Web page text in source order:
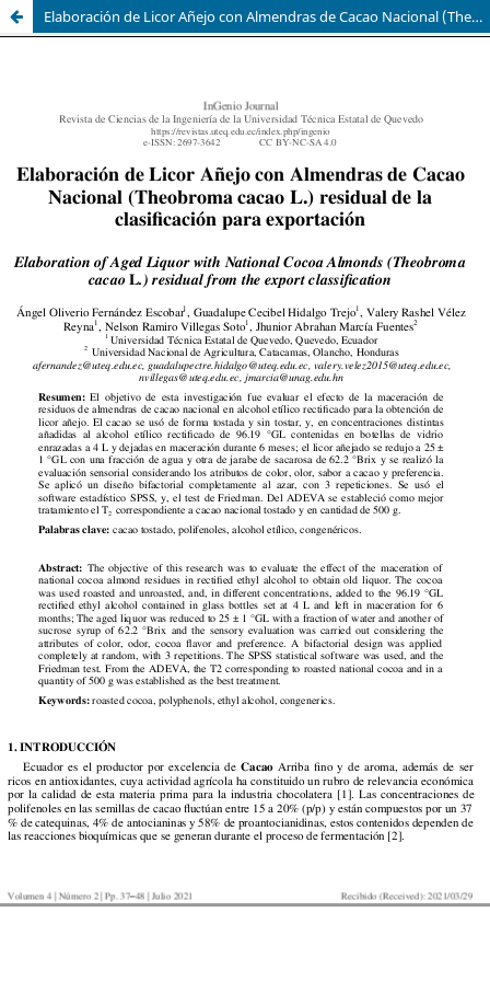
Elaboración de Licor Añejo con Almendras de Cacao Nacional (Theobroma cacao L.) residual de la clasificación para exportación